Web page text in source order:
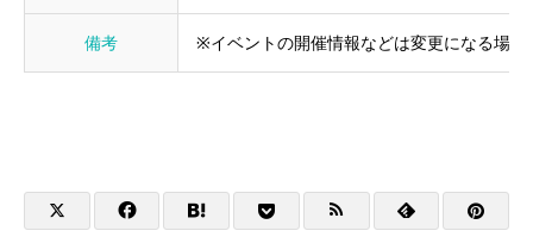
備考 ※イベントの開催情報などは変更になる場